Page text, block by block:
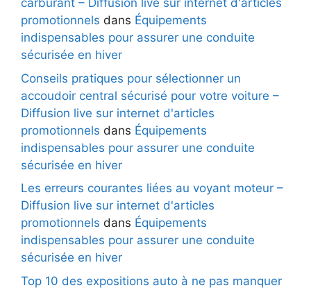
carburant – Diffusion live sur internet d'articles
promotionnels dans Équipements
indispensables pour assurer une conduite
sécurisée en hiver
Conseils pratiques pour sélectionner un
accoudoir central sécurisé pour votre voiture –
Diffusion live sur internet d'articles
promotionnels dans Équipements
indispensables pour assurer une conduite
sécurisée en hiver
Les erreurs courantes liées au voyant moteur –
Diffusion live sur internet d'articles
promotionnels dans Équipements
indispensables pour assurer une conduite
sécurisée en hiver
Top 10 des expositions auto à ne pas manquer